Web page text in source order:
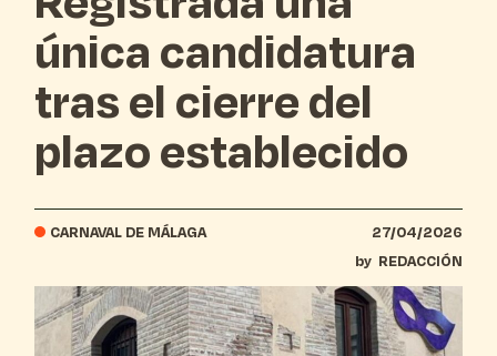
única candidatura
tras el cierre del
plazo establecido
CARNAVAL DE MÁLAGA
27/04/2026
by REDACCIÓN